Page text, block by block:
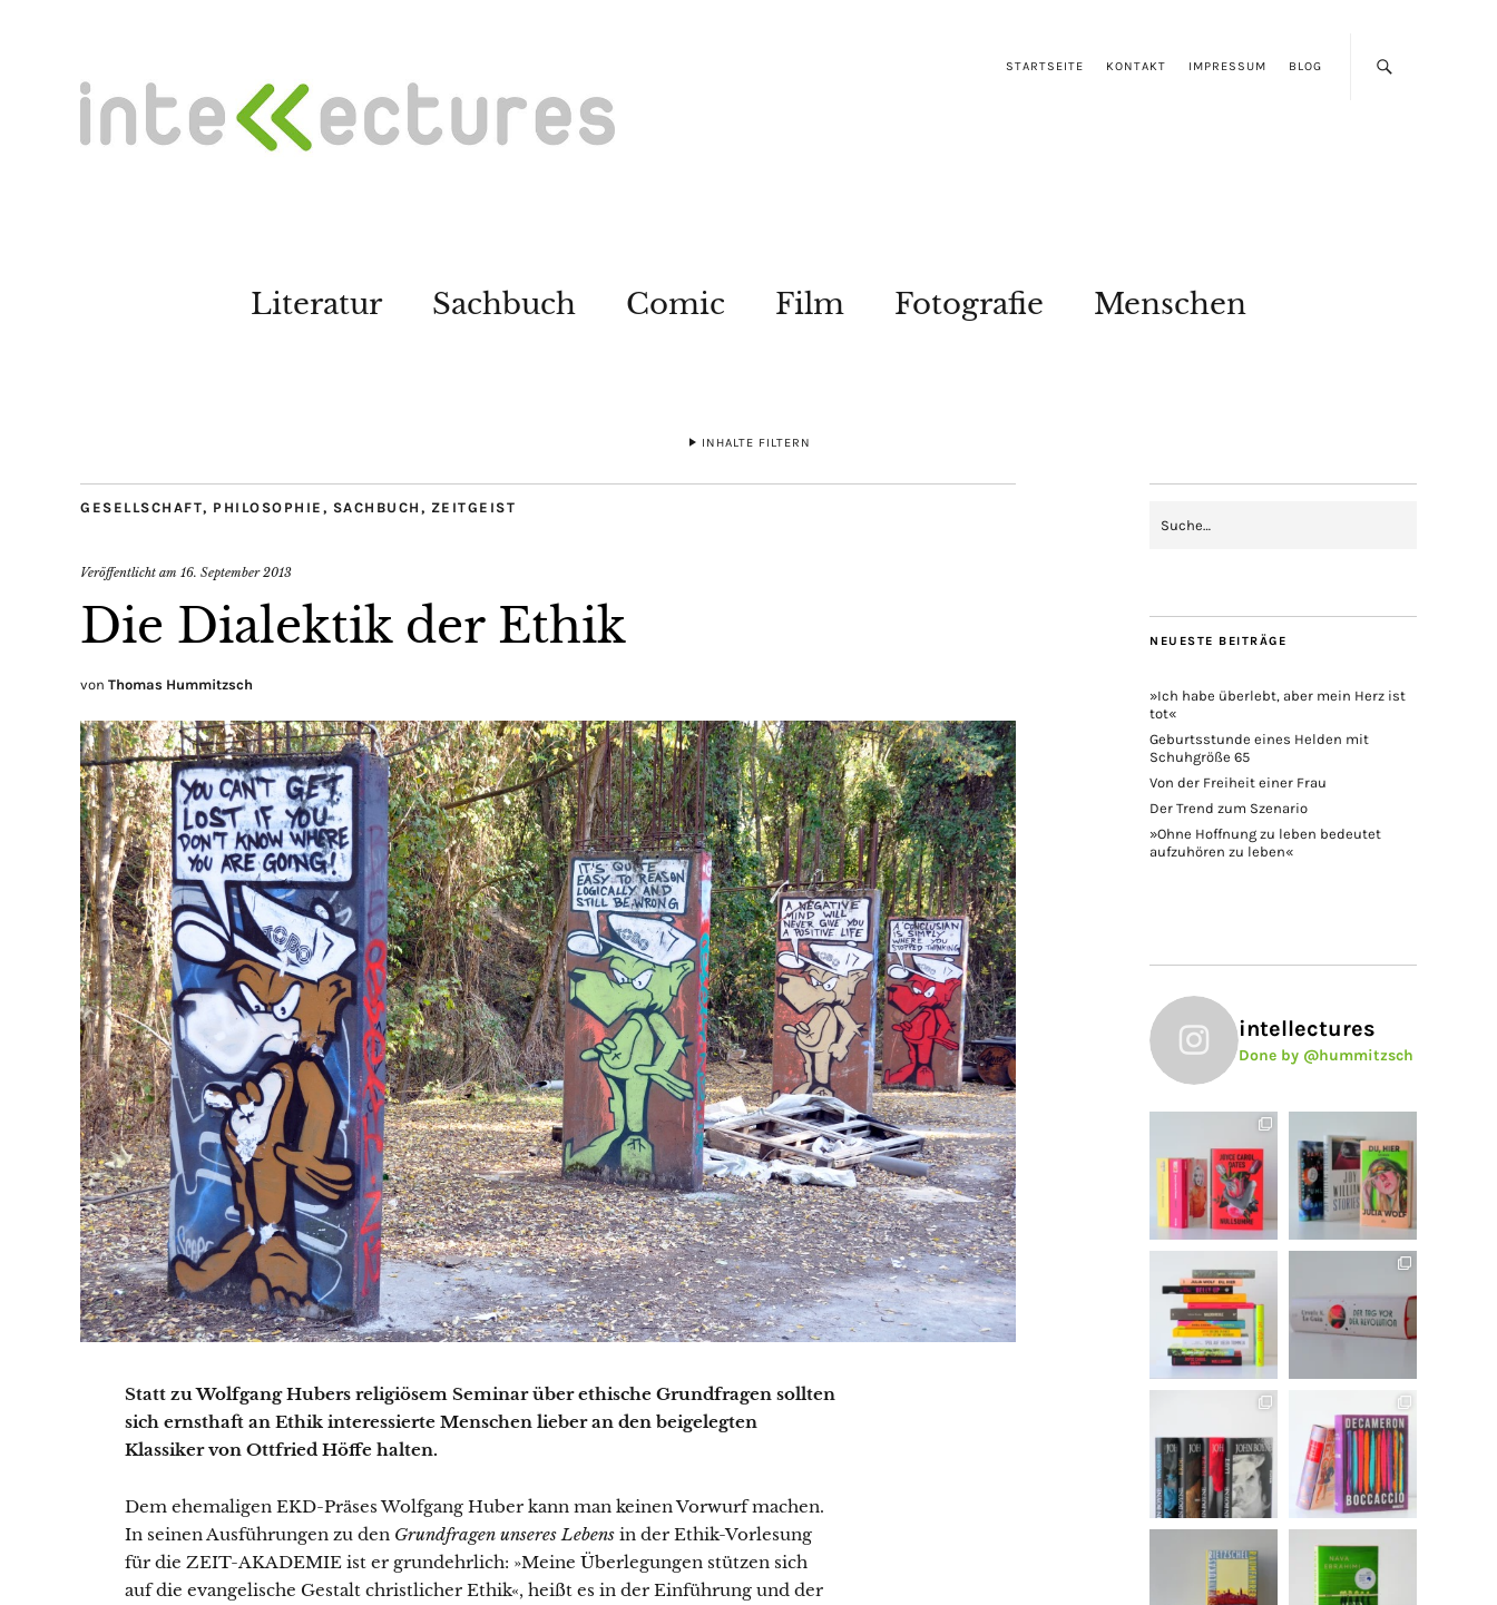
STARTSEITE KONTAKT IMPRESSUM BLOG
Literatur Sachbuch Comic Film Fotografie Menschen
INHALTE FILTERN
GESELLSCHAFT, PHILOSOPHIE , SACHBUCH , ZEITGEIST
Veröffentlicht am 16. September 2013
Die Dialektik der Ethik
von Thomas Hummitzsch
Statt zu Wolfgang Hubers religiösem Seminar über ethische Grundfragen sollten
sich ernsthaft an Ethik interessierte Menschen lieber an den beigelegten
Klassiker von Ottfried Höffe halten.
Dem ehemaligen EKD-Präses Wolfgang Huber kann man keinen Vorwurf machen.
In seinen Ausführungen zu den Grundfragen unseres Lebens in der Ethik-Vorlesung
für die ZEIT-AKADEMIE ist er grundehrlich: »Meine Überlegungen stützen sich
auf die evangelische Gestalt christlicher Ethik«, heißt es in der Einführung und der
NEUESTE BEITRÄGE
»Ich habe überlebt, aber mein Herz ist
tot«
Geburtsstunde eines Helden mit
Schuhgröße 65
Von der Freiheit einer Frau
Der Trend zum Szenario
»Ohne Hoffnung zu leben bedeutet
aufzuhören zu leben«
intellectures
Done by @hummitzsch